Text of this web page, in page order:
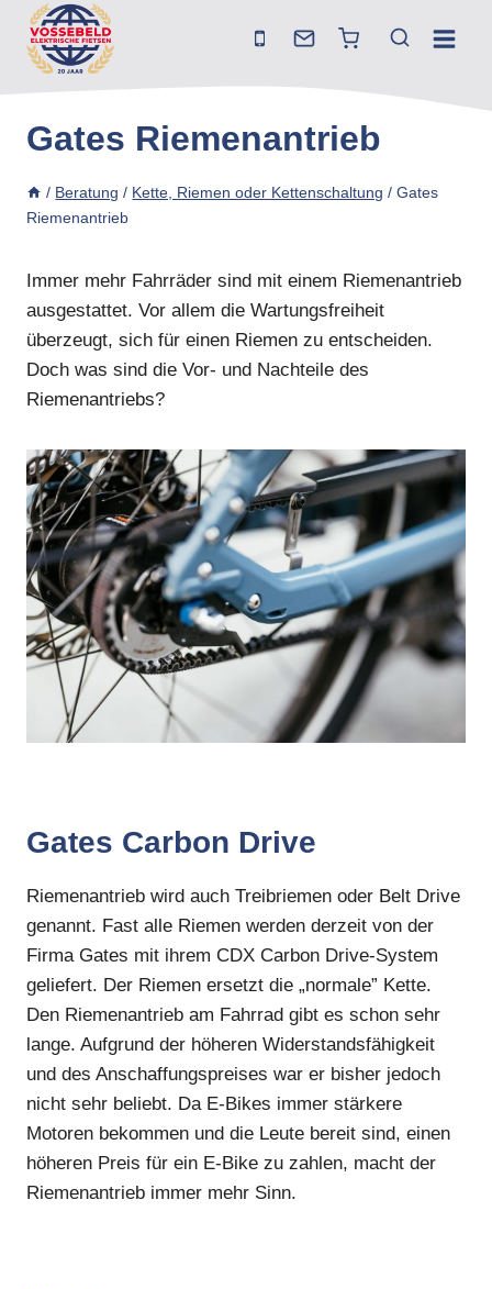
Zum
Inhalt
springen
Gates Riemenantrieb
/ Beratung / Kette, Riemen oder Kettenschaltung / Gates
Riemenantrieb
Immer mehr Fahrräder sind mit einem Riemenantrieb
ausgestattet. Vor allem die Wartungsfreiheit
überzeugt, sich für einen Riemen zu entscheiden.
Doch was sind die Vor- und Nachteile des
Riemenantriebs?
Gates Carbon Drive
Riemenantrieb wird auch Treibriemen oder Belt Drive
genannt. Fast alle Riemen werden derzeit von der
Firma Gates mit ihrem CDX Carbon Drive-System
geliefert. Der Riemen ersetzt die „normale” Kette.
Den Riemenantrieb am Fahrrad gibt es schon sehr
lange. Aufgrund der höheren Widerstandsfähigkeit
und des Anschaffungspreises war er bisher jedoch
nicht sehr beliebt. Da E-Bikes immer stärkere
Motoren bekommen und die Leute bereit sind, einen
höheren Preis für ein E-Bike zu zahlen, macht der
Riemenantrieb immer mehr Sinn.